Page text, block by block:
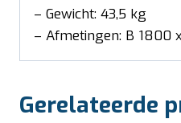
– Gewicht: 43,5 kg
– Afmetingen: B 1800
Gerelateerde